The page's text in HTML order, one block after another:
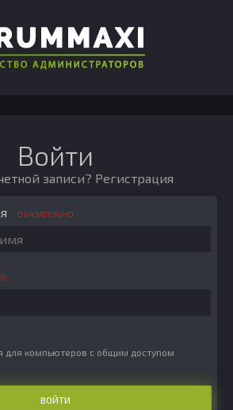
Войти
записи? Регистрация
ОБЯЗАТЕЛЬНО
для компьютеров с общим доступом
ВОЙТИ